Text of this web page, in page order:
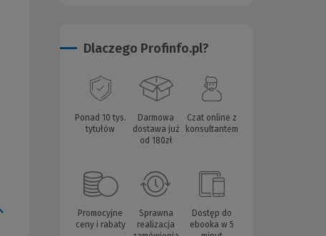
Dlaczego Profinfo.pl?
Ponad 10 tys.
tytułów
Darmowa
dostawa już
od 180zł
Czat online z
konsultantem
Promocyjne
ceny i rabaty
Sprawna
realizacja
Dostęp do
ebooka w 5